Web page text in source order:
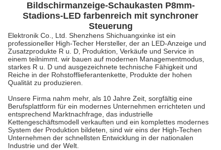
Bildschirmanzeige-Schaukasten P8mm-
Stadions-LED farbenreich mit synchroner
Steuerung
Elektronik Co., Ltd. Shenzhens Shichuangxinke ist ein
professioneller High-Techer Hersteller, der an LED-Anzeige und
Zusatzprodukte R u. D, Produktion, Verkäufe und Service in
einem teilnimmt. wir bauen auf modernen Managementmodus,
starkes R u. D und ausgezeichnete technische Fähigkeit und
Reiche in der Rohstofflieferantenkette, Produkte der hohen
Qualität zu produzieren.
Unsere Firma nahm mehr, als 10 Jahre Zeit, sorgfältig eine
Berufsplattform für ein modernes Unternehmen errichteten und
entsprechend Marktnachfrage, das industrielle
Kettengeschäftsmodell verkauften und ein komplettes modernes
System der Produktion bildeten, sind wir eins der High-Techen
Unternehmen der schnellsten Entwicklung in der nationalen
Industrie und der Welt.